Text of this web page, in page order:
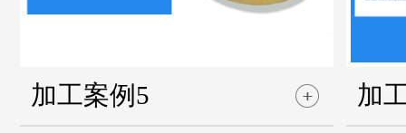
加工案例5 加